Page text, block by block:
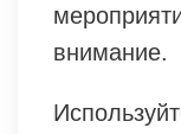
внимание.